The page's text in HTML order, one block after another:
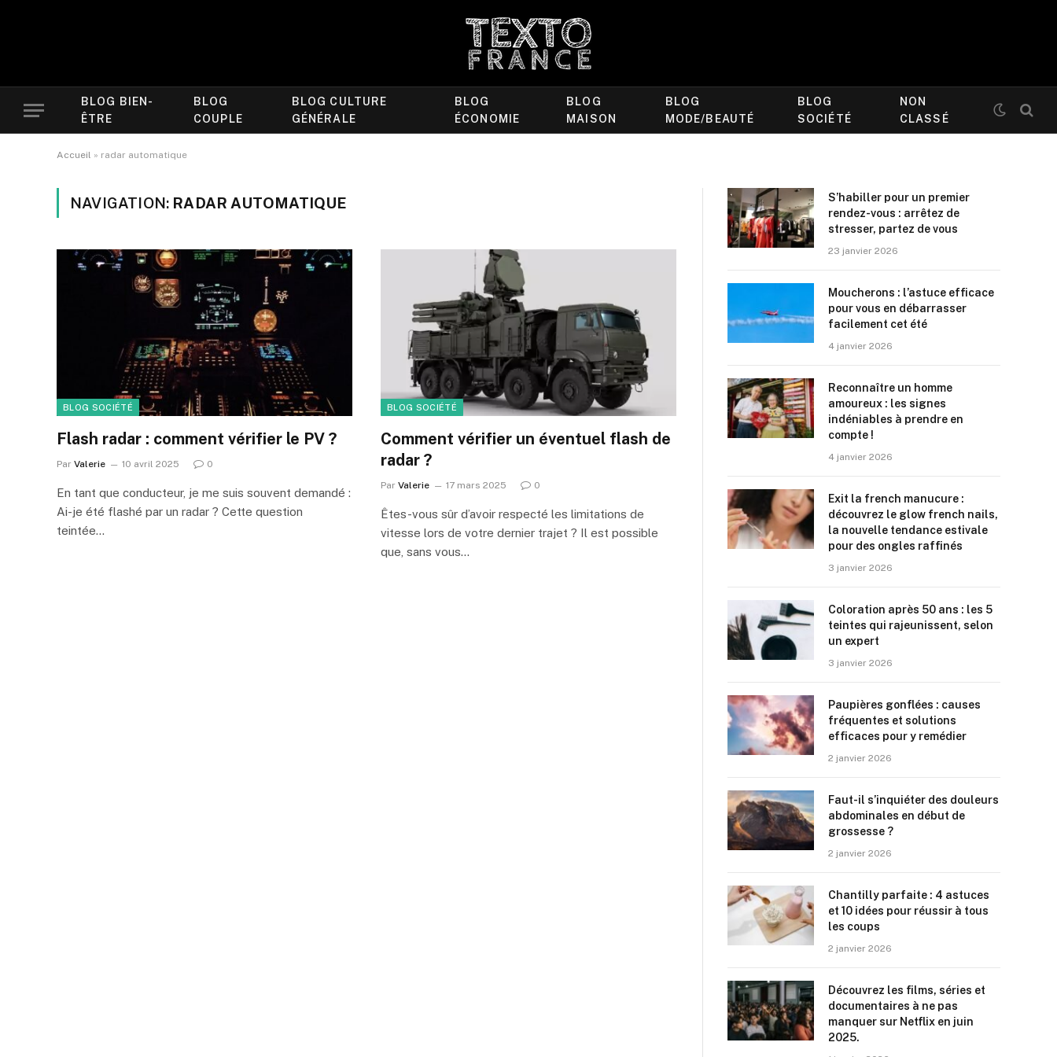
BLOG BIEN-
ÊTRE
BLOG
COUPLE
BLOG CULTURE
GÉNÉRALE
BLOG
ÉCONOMIE
BLOG
MAISON
BLOG
MODE/BEAUTÉ
BLOG
SOCIÉTÉ
NON
CLASSÉ
Accueil » radar automatique
NAVIGATION: RADAR AUTOMATIQUE
BLOG SOCIÉTÉ
Flash radar : comment vérifier le PV ?
Par Valerie 10 avril 2025 0
En tant que conducteur, je me suis souvent demandé :
Ai-je été flashé par un radar ? Cette question
teintée…
BLOG SOCIÉTÉ
Comment vérifier un éventuel flash de
radar ?
Par Valerie 17 mars 2025 0
Êtes-vous sûr d’avoir respecté les limitations de
vitesse lors de votre dernier trajet ? Il est possible
que, sans vous…
S’habiller pour un premier
rendez-vous : arrêtez de
stresser, partez de vous
23 janvier 2026
Moucherons : l’astuce efficace
pour vous en débarrasser
facilement cet été
4 janvier 2026
Reconnaître un homme
amoureux : les signes
indéniables à prendre en
compte !
4 janvier 2026
Exit la french manucure :
découvrez le glow french nails,
la nouvelle tendance estivale
pour des ongles raffinés
3 janvier 2026
Coloration après 50 ans : les 5
teintes qui rajeunissent, selon
un expert
3 janvier 2026
Paupières gonflées : causes
fréquentes et solutions
efficaces pour y remédier
2 janvier 2026
Faut-il s’inquiéter des douleurs
abdominales en début de
grossesse ?
2 janvier 2026
Chantilly parfaite : 4 astuces
et 10 idées pour réussir à tous
les coups
2 janvier 2026
Découvrez les films, séries et
documentaires à ne pas
manquer sur Netflix en juin
2025.